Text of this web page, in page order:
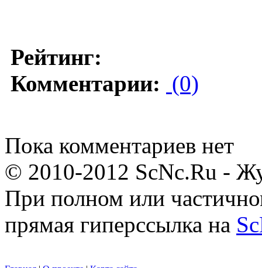
Рейтинг:
Комментарии: (0)
Пока комментариев нет
© 2010-2012 ScNc.Ru -
При полном или
прямая гиперссылка на